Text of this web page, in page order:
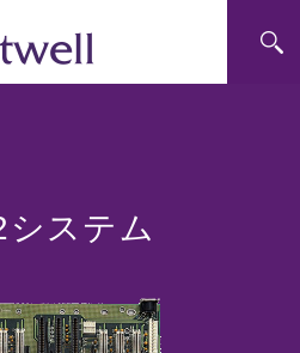
ステム